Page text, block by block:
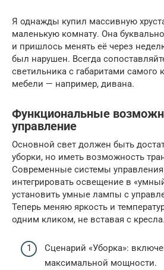
Я однажды купил массивную
маленькую комнату. Она
и пришлось менять её через
был нарушен. Всегда
светильника с габаритами самого
мебели — например, дивана.
Функциональные
управление
Основной свет должен быть
уборки, но иметь возможность
Современные системы
интегрировать освещение в
установить умные лампы с
Теперь меняю яркость и
одним кликом, не вставая с кресла.
Сценарий «Уборка»:
максимальной мощности.